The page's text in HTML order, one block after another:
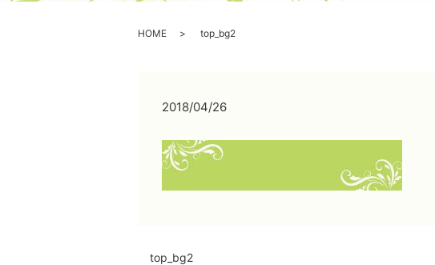
HOME top_bg2
2018/04/26
top_bg2